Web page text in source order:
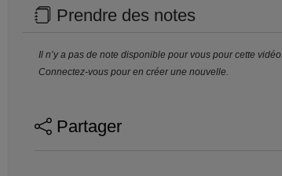
Prendre des notes
Il n’y a pas de note disponible pour vous pour cette vidéo.
Connectez-vous pour en créer une nouvelle.
Partager